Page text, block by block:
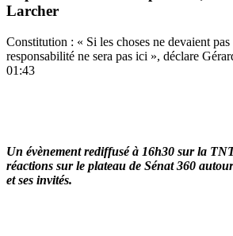
Larcher
Constitution : « Si les choses ne devaient pas
responsabilité ne sera pas ici », déclare
01:43
Un évènement rediffusé à 16h30 sur la
réactions sur le plateau de Sénat 360
et ses invités.